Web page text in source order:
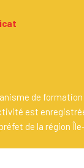
de
est
de la région